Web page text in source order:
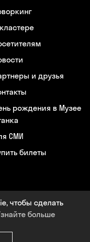
и друзья
рождения в Музее
СМИ
билеты
«Октава», ИНН:
адрес: 300041, РФ,
д. 18, +7 (4872) 77-02-07,
чтобы сделать
больше